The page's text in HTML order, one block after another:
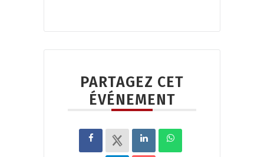
PARTAGEZ CET
ÉVÉNEMENT